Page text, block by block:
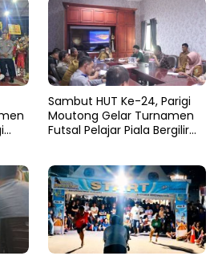
Sambut HUT Ke-24, Parigi
Moutong Gelar Turnamen
Futsal Pelajar Piala Bergilir